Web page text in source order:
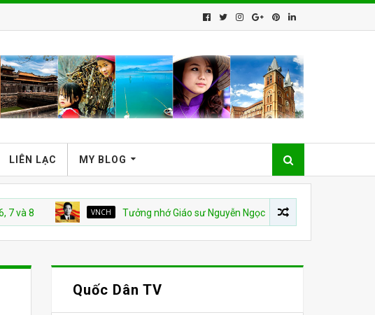
LIÊN LẠC MY BLOG
VNCH Tưởng nhớ Giáo sư Nguyễn Ngọc Huy
Quốc Dân TV